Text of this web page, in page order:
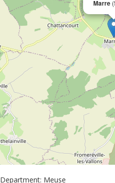
Marre
Department: Meuse